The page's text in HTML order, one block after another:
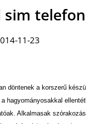
sim
11-23
döntenek a korszerű
hagyományosakkal
Alkalmasak